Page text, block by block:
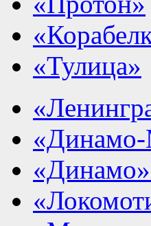
«Тулица»
«Динамо-